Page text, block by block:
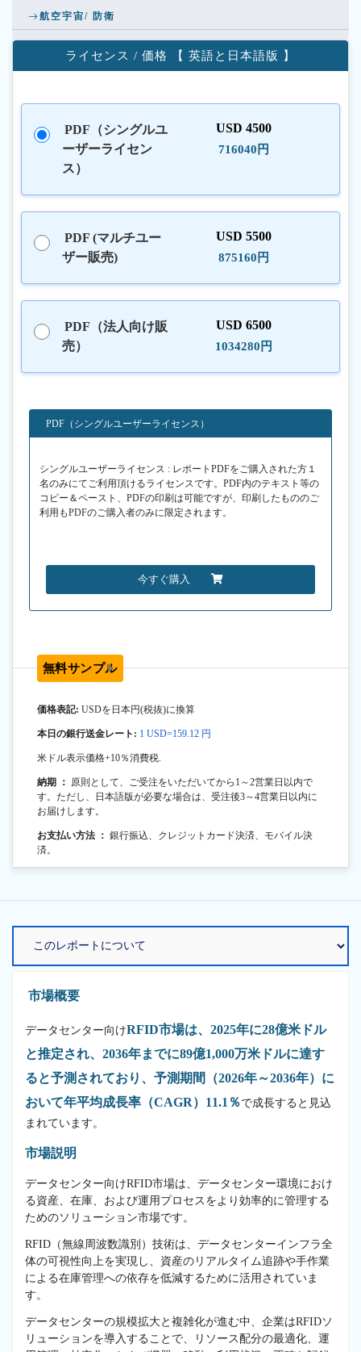
航空宇宙/ 防衛
ライセンス / 価格 【 英語と日本語版 】
PDF（シングルユ
ーザーライセン
ス）
USD 4500
716040円
PDF (マルチユー
ザー販売)
USD 5500
875160円
PDF（法人向け販
売）
USD 6500
1034280円
PDF（シングルユーザーライセンス）
シングルユーザーライセンス : レポートPDFをご購入された方１
名のみにてご利用頂けるライセンスです。PDF内のテキスト等の
コピー＆ペースト、PDFの印刷は可能ですが、印刷したもののご
利用もPDFのご購入者のみに限定されます。
今すぐ購入
無料サンプル
価格表記: USDを日本円(税抜)に換算
本日の銀行送金レート: 1 USD=159.12 円
米ドル表示価格+10％消費税.
納期 ： 原則として、ご受注をいただいてから1～2営業日以内で
す。ただし、日本語版が必要な場合は、受注後3～4営業日以内に
お届けします。
お支払い方法 ： 銀行振込、クレジットカード決済、モバイル決
済。
市場概要
データセンター向けRFID市場は、2025年に28億米ドル
と推定され、2036年までに89億1,000万米ドルに達す
ると予測されており、予測期間（2026年～2036年）に
おいて年平均成長率（CAGR）11.1％ で成長すると見込
まれています。
市場説明
データセンター向けRFID市場は、データセンター環境におけ
る資産、在庫、および運用プロセスをより効率的に管理する
ためのソリューション市場です。
RFID（無線周波数識別）技術は、データセンターインフラ全
体の可視性向上を実現し、資産のリアルタイム追跡や手作業
による在庫管理への依存を低減するために活用されていま
す。
データセンターの規模拡大と複雑化が進む中、企業はRFIDソ
リューションを導入することで、リソース配分の最適化、運